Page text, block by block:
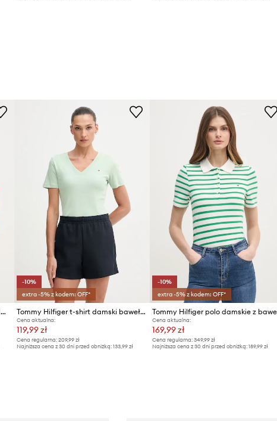
Tommy Hilfiger T-shirt damski SUMMER
-10%
extra -5% z kodem: OFF*
Tommy Hilfiger t-shirt damski bawełniany
Cena aktualna:
119,99 zł
Cena regularna: 209,99 zł
Najniższa cena z 30 dni przed obniżką: 133,99 zł
-10%
extra -5% z kodem: OFF*
Cena aktualna:
169,99 zł
Cena regularna: 349,99 zł
Najniższa cena z 30 dni przed obniżką: 189,99 zł